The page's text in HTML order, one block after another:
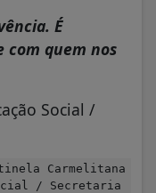
É
com quem nos
Social /
Carmelitana
/ Secretaria